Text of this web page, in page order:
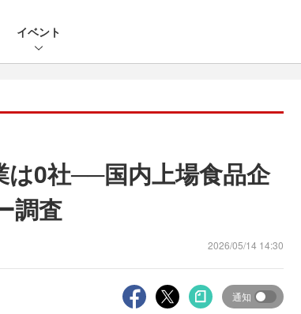
イベント
0社──国内上場食品企
調査
2026/05/14 14:30
通知